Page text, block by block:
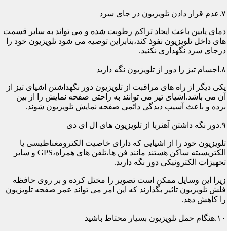
۷.عدم قرار دادن تلویزیون در جای سرد
دمای پایین باعث ایجاد تراکم رطوبت شده و می تواند به سایر قسمت
های داخل تلویزیون نفوذ کند،بنابراین توصیه می شود تلویزیون خود را
درجای سرد نگهداری نکنید.
۸.اجسام تیز را دور از تلویزیون نگه دارید
یکی دیگر از راه های مراقبت از تلویزیون دور نگهداشتن اشیای تیز از
آن می باشد.اشیای تیز می توانند به راحتی صفحه نمایش را از بین
برده و باعث آسیب دیدگی دائمی صفحه نمایش تلویزیون شوند.
۹.دور نگه داشتن آهنربا از تلویزیون های ال ای دی
تلویزیون خود را از اشیایی که دارای خاصیت الکترومغناطیسی یا
الکتریسیته ساکن هستند مانند فن ها،تلفن های همراه،GPS و سایر
تجهیزات الکترونیکی دور نگه دارید.
زیرا این وسایل ممکن است تصویر را مختل کرده و بر روی حافظه
فلش تلویزیون تاثیر بگذارند که این امر می تواند عمر صفحه تلویزیون
را کاهش دهد.
۱۰.هنگام حمل تلویزیون بسیار محتاط باشید